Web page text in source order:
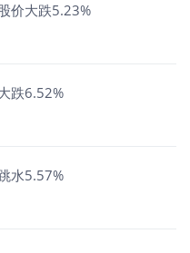
价大跌5.23%
跌6.52%
水5.57%